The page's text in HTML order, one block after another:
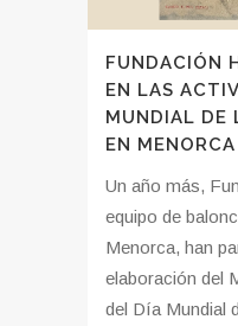
FUNDACIÓN
EN LAS
MUNDIAL DE
EN MENORCA
Un año más,
equipo de
Menorca, han
elaboración del
del Día Mundial